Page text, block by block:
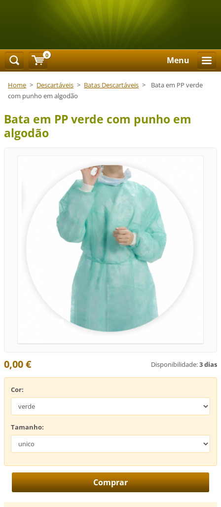
Menu
Home > Descartáveis > Batas Descartáveis >
Bata em PP verde
com punho em algodão
Bata em PP verde com punho em
algodão
Disponibilidade:3 dias
0,00 €
Cor:
Tamanho:
0